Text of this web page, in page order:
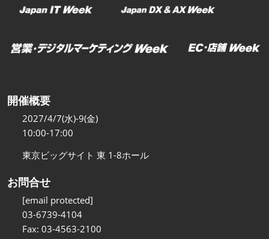
開催概要
2027/4/7(水)-9(金)
10:00-17:00
東京ビッグサイト 東 1-8ホール
お問合せ
[email protected]
03-6739-4104
Fax: 03-4563-2100